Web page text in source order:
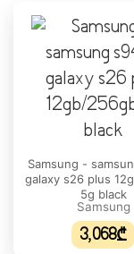
Samsung -
galaxy s26 plus
5g black
Samsung
3,068₾